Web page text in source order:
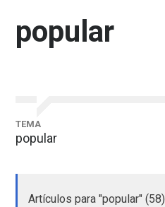
popular
TEMA
popular
Artículos para "popular" (58)